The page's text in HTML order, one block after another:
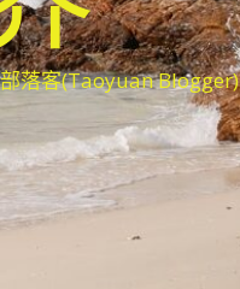
落客(Taoyuan Blogger)